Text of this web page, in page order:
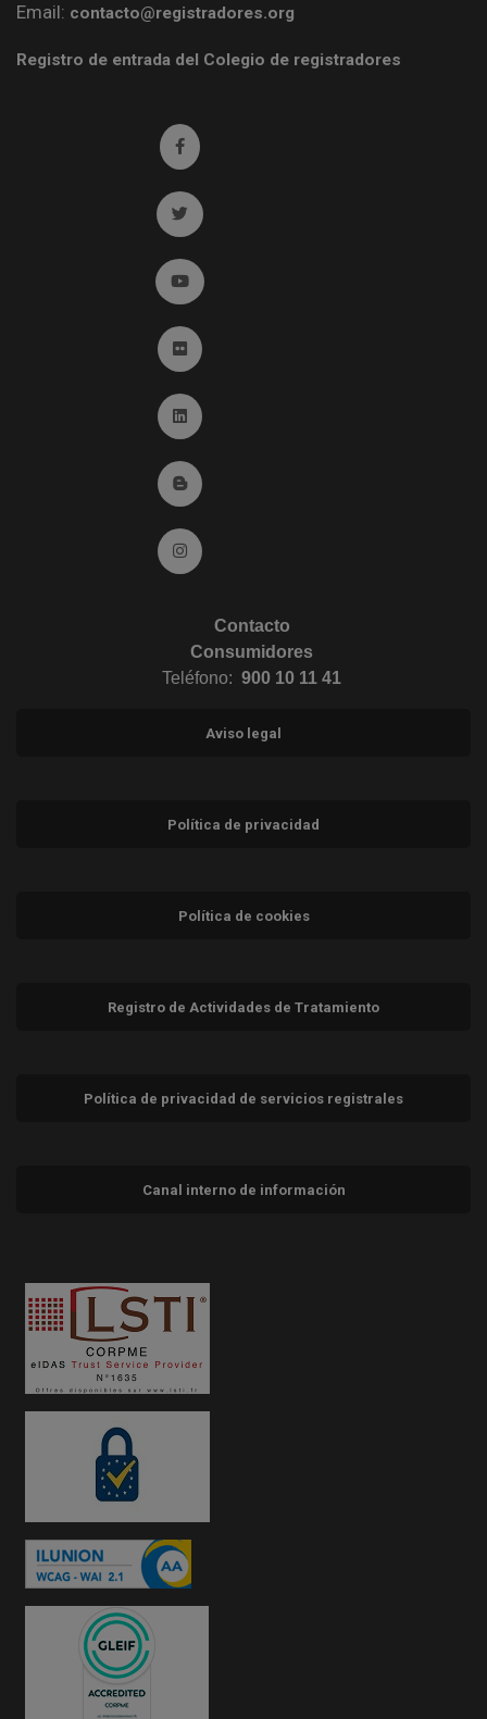
Email: contacto@registradores.org
Registro de entrada del Colegio de registradores
Ir a facebook (abre en ventana nueva)
Ir a twitter (abre en ventana nueva)
Ir a YouTube (abre en ventana nueva)
Ir a Flickr (abre en ventana nueva)
Ir a Linkedin (abre en ventana nueva)
Ir al Blog (abre en ventana nueva)
Ir a Instagram (abre en ventana nueva)
Contacto
Consumidores
Teléfono: 900 10 11 41
Aviso legal
Política de privacidad
Política de cookies
Registro de Actividades de Tratamiento
Política de privacidad de servicios registrales
Canal interno de información